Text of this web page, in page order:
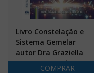
Livro Constelação e
Sistema Gemelar
autor Dra Graziella
Concetta Freni
COMPRAR